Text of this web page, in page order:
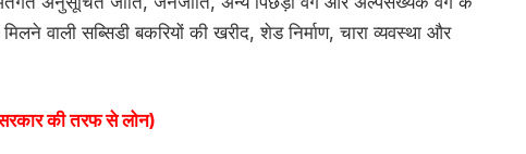
वाली सब्सिडी बकरियों की खरीद, शेड निर्माण, चारा व्यवस्था और
की तरफ से लोन)